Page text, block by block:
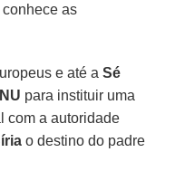
as
e até aSé
para instituir uma
com a autoridade
o destino do padre